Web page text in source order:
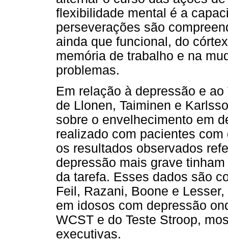
flexibilidade mental é a
perseverações são
ainda que funcional, do
memória de trabalho e na
problemas.
Em relação à depressão e
de Llonen, Taiminen e
sobre o envelhecimento em
realizado com pacientes
os resultados observados
depressão mais grave
da tarefa. Esses dados são
Feil, Razani, Boone e
em idosos com depressão
WCST e do Teste Stroop,
executivas.